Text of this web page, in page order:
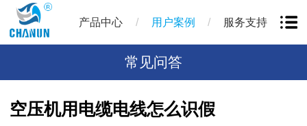
产品中心 / 用户案例 / 服务支持
常见问答
空压机用电缆电线怎么识假